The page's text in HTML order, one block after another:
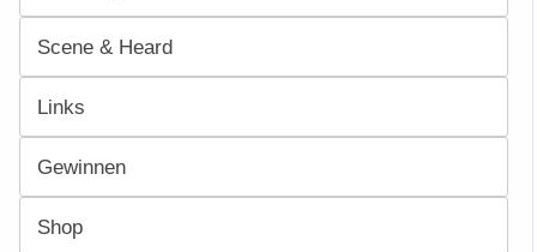
Scene & Heard
Links
Gewinnen
Shop